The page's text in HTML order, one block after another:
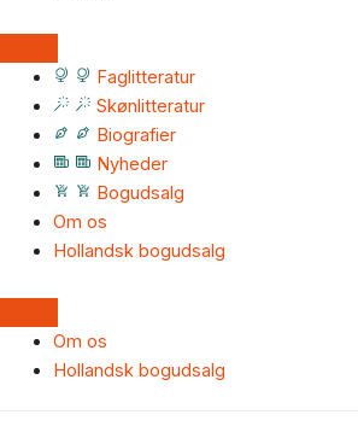
Faglitteratur
Skønlitteratur
Biografier
Nyheder
Bogudsalg
Om os
Hollandsk bogudsalg
Om os
Hollandsk bogudsalg